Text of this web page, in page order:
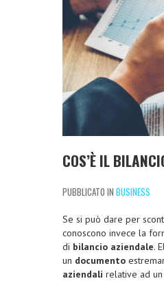
COS’È IL
PUBBLICATO IN BUSINESS
Se si può dare per
conoscono invece la
di bilancio aziendale.
un documento
aziendali relative ad